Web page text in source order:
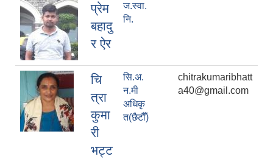
प्रेम
बहादु
र ऐर
ज.स्वा.
नि.
चि
त्रा
कुमा
री
भट्ट
सि.अ.
न.मी
अधिकृ
त(छैटौँ)
chitrakumaribhatt
a40@gmail.com